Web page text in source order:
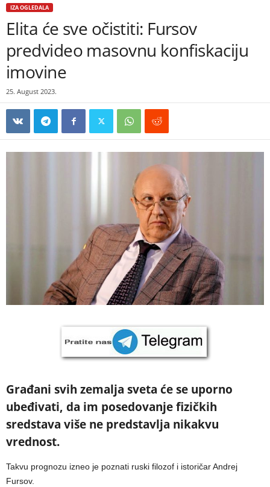
IZA OGLEDALA
Elita će sve očistiti: Fursov
predvideo masovnu konfiskaciju
imovine
25. August 2023.
Građani svih zemalja sveta će se uporno
ubeđivati, da im posedovanje fizičkih
sredstava više ne predstavlja nikakvu
vrednost.
Takvu prognozu izneo je poznati ruski filozof i istoričar Andrej
Fursov.